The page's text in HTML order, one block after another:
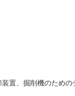
置、掘削機のための